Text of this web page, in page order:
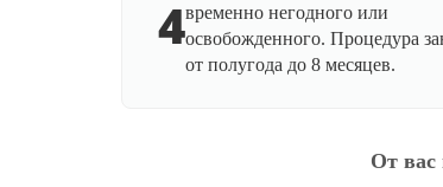
4временно негодного или
освобожденного. Процедура
от полугода до 8 месяцев.
От вас